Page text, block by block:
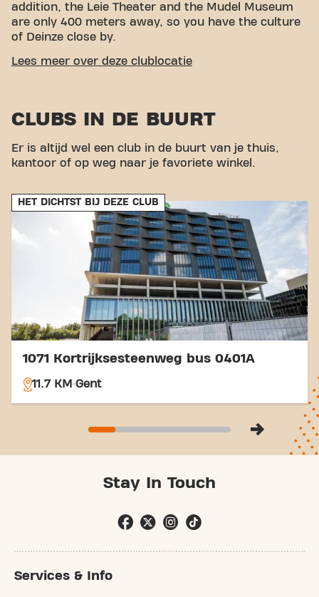
addition, the Leie Theater and the Mudel Museum
are only 400 meters away, so you have the culture
of Deinze close by.
EASY ACCESSIBILITY
station is only 500 meters from the fitness.
few minutes' walk away. Parking:Free parking is
available at Parking Brielpoort, a few minutes' walk
goals has never been easier. Come to Basic-Fit
Deinze Tolpoortstraat 24/7 and be part of our
fitness community!
Lees meer over deze clublocatie
CLUBS IN DE BUURT
Er is altijd wel een club in de buurt van je thuis,
kantoor of op weg naar je favoriete winkel.
HET DICHTST BIJ DEZE CLUB
1071 Kortrijksesteenweg bus 0401A
11.7 KM Gent
Stay In Touch
Services & Info